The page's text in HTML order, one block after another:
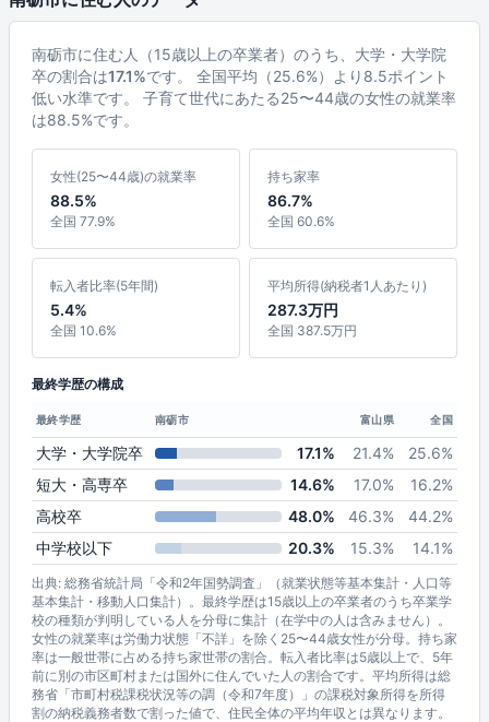
南砺市に住む人（15歳以上の卒業者）のうち、大学・大学院
卒の割合は17.1%です。 全国平均（25.6%）より8.5ポイント
低い水準です。 子育て世代にあたる25〜44歳の女性の就業率
は88.5%です。
女性(25〜44歳)の就業率
88.5%
全国 77.9%
持ち家率
86.7%
全国 60.6%
転入者比率(5年間)
5.4%
全国 10.6%
平均所得(納税者1人あたり)
287.3万円
全国 387.5万円
最終学歴の構成
最終学歴 南砺市 富山県 全国
大学・大学院卒 17.1% 21.4%
25.6%
短大・高専卒
14.6% 17.0%
16.2%
高校卒
48.0% 46.3%
44.2%
中学校以下
20.3% 15.3% 14.1%
出典: 総務省統計局「令和2年国勢調査」（就業状態等基本集計・人口等
基本集計・移動人口集計）。最終学歴は15歳以上の卒業者のうち卒業学
校の種類が判明している人を分母に集計（在学中の人は含みません）。
女性の就業率は労働力状態「不詳」を除く25〜44歳女性が分母。持ち家
率は一般世帯に占める持ち家世帯の割合。転入者比率は5歳以上で、5年
前に別の市区町村または国外に住んでいた人の割合です。平均所得は総
務省「市町村税課税状況等の調（令和7年度）」の課税対象所得を所得
割の納税義務者数で割った値で、住民全体の平均年収とは異なります。